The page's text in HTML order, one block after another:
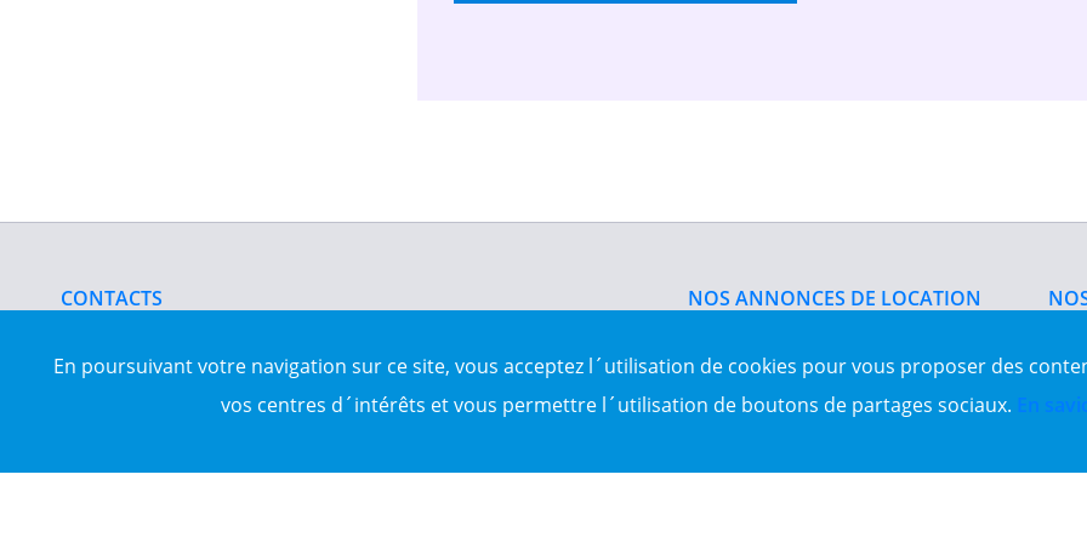
En poursuivant votre navigation sur ce site, vous acceptez l´utilisation de cookies pour vous proposer des
vos centres d´intérêts et vous permettre l´utilisation de boutons de partages sociaux. En
CONTACTS NOS ANNONCES DE LOCATION
Location de local commercial
Location salle des fêtes